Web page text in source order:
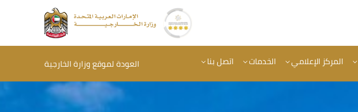
المركز الإعلامي الخدمات اتصل بنا العودة لموقع وزارة الخارجية